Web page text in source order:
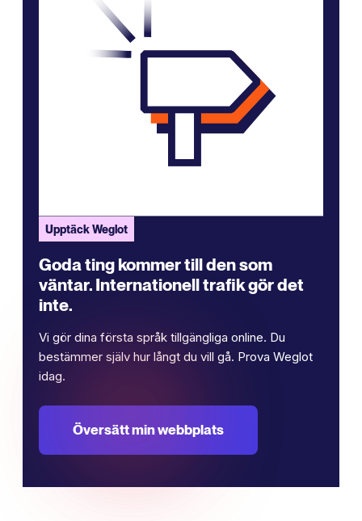
Upptäck Weglot
Goda ting kommer till den som
väntar. Internationell trafik gör det
inte.
Vi gör dina första språk tillgängliga online. Du
bestämmer själv hur långt du vill gå. Prova Weglot
idag.
Översätt min webbplats